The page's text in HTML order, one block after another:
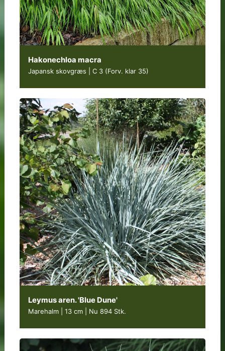
Hakonechloa macra
Japansk skovgræs | C 3 (Forv. klar 35)
Leymus aren. 'Blue Dune'
Marehalm | 13 cm Nu 894 Stk.